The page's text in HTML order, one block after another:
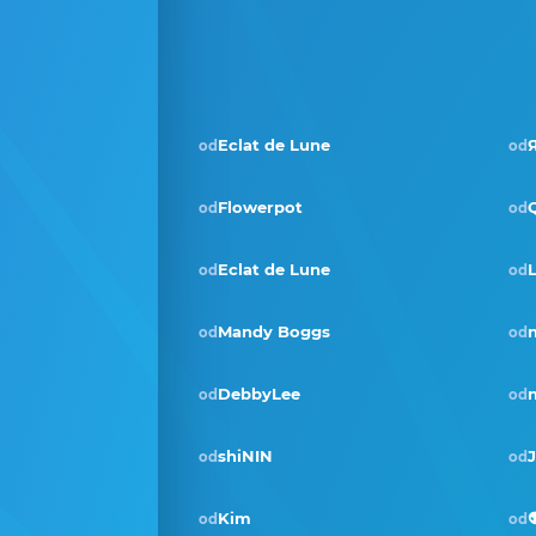
od Eclat de Lune od
od Flowerpot od
od Eclat de Lune od
od Mandy Boggs od
od DebbyLee od
odshiNIN od
od Kim od